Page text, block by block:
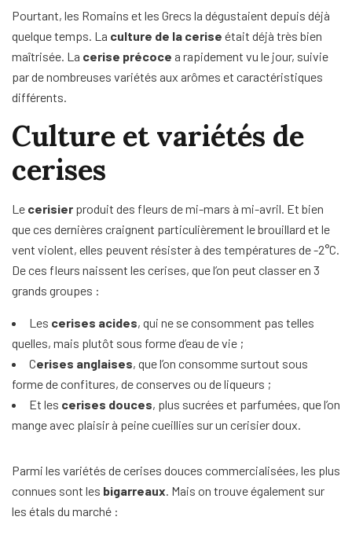
Pourtant, les Romains et les Grecs la dégustaient depuis déjà
quelque temps. La culture de la cerise était déjà très bien
maîtrisée. La cerise précoce a rapidement vu le jour, suivie
par de nombreuses variétés aux arômes et caractéristiques
différents.
Culture et variétés de
cerises
Le cerisier produit des fleurs de mi-mars à mi-avril. Et bien
que ces dernières craignent particulièrement le brouillard et le
vent violent, elles peuvent résister à des températures de -2°C.
De ces fleurs naissent les cerises, que l’on peut classer en 3
grands groupes :
Les cerises acides, qui ne se consomment pas telles
quelles, mais plutôt sous forme d’eau de vie ;
Cerises anglaises, que l’on consomme surtout sous
forme de confitures, de conserves ou de liqueurs ;
Et les cerises douces, plus sucrées et parfumées, que l’on
mange avec plaisir à peine cueillies sur un cerisier doux.
Parmi les variétés de cerises douces commercialisées, les plus
connues sont les bigarreaux. Mais on trouve également sur
les étals du marché :